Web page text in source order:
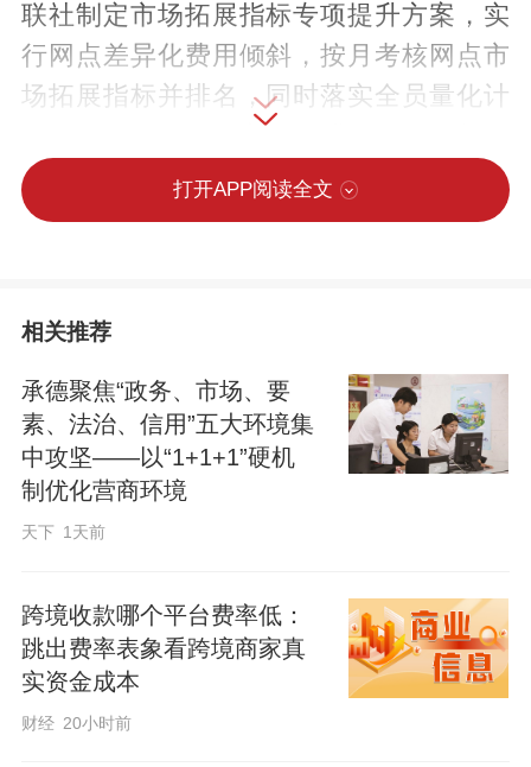
联社制定市场拓展指标专项提升方案，实
行网点差异化费用倾斜，按月考核网点市
场拓展指标并排名，同时落实全员量化计
量。固化常态化外拓攻坚模式，各网点除
厅堂值守人员外，统一由网点主任、委派
销、上门办理业务，实现“一次外拓、多项
突破”。
拓宽多元营销渠道，构建全域场景营销体
系。一是打造惠民普惠阵地。在全辖197个
行政村择优选取一家村级小超市，为合作
客流优势及线上本地微信群资源，常态化
开展业务宣传推广。同步推出差异化支付
满减惠民活动，例如：社保卡绑定手机银
打开APP阅读全文
相关推荐
承德聚焦“政务、市场、要
素、法治、信用”五大环境集
中攻坚——以“1+1+1”硬机
制优化营商环境
天下 1天前
跨境收款哪个平台费率低：
跳出费率表象看跨境商家真
实资金成本
财经 20小时前